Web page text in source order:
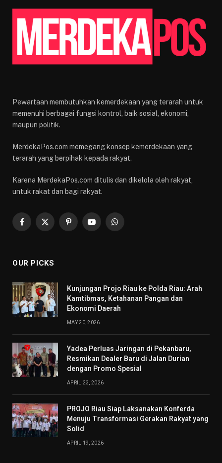
Pewartaan membutuhkan kemerdekaan yang terarah untuk
memenuhi berbagai fungsi kontrol, baik sosial, ekonomi,
maupun politik.
MerdekaPos.com memegang konsep kemerdekaan yang
terarah yang berpihak kepada rakyat.
Karena MerdekaPos.com ditulis dan dikelola oleh rakyat,
untuk rakat dan bagi rakyat.
Facebook
X
PinterestYouTubeWhatsApp
OUR PICKS
Kunjungan Projo Riau ke Polda Riau: Arah
Kamtibmas, Ketahanan Pangan dan
Ekonomi Daerah
MAY 20, 2026
Yadea Perluas Jaringan di Pekanbaru,
Resmikan Dealer Baru di Jalan Durian
dengan Promo Spesial
APRIL 23, 2026
PROJO Riau Siap Laksanakan Konferda
Menuju Transformasi Gerakan Rakyat yang
Solid
APRIL 19, 2026